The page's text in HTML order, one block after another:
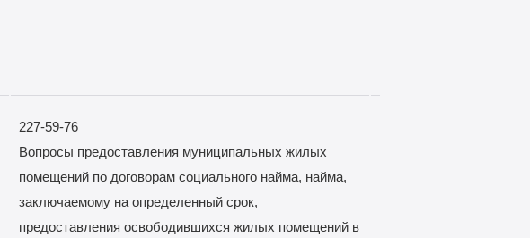
227-59-76
Вопросы предоставления муниципальных жилых
помещений по договорам социального найма, найма,
заключаемому на определенный срок,
предоставления освободившихся жилых помещений в